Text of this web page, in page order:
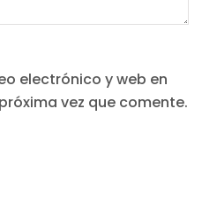
electrónico y web en
vez que comente.